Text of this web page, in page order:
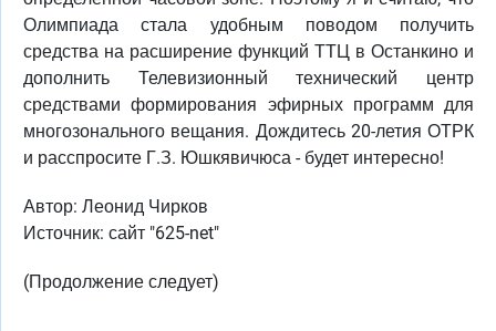
Олимпиада стала удобным поводом получить
средства на расширение функций ТТЦ в Останкино и
дополнить Телевизионный технический центр
средствами формирования эфирных программ для
многозонального вещания. Дождитесь 20-летия ОТРК
и расспросите Г.З. Юшкявичюса - будет интересно!
Автор: Леонид Чирков
Источник: сайт "625-net"
(Продолжение следует)